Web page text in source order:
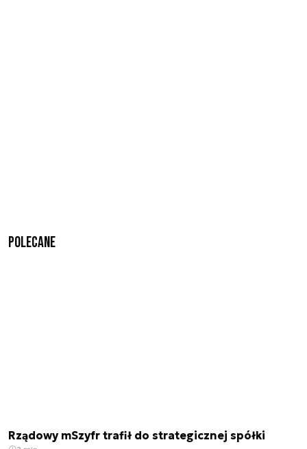
Polecane
Rządowy mSzyfr trafił do strategicznej spółki